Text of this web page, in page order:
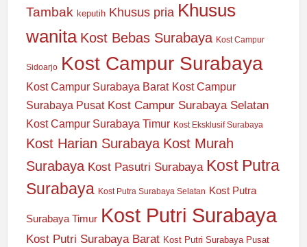
Tambak keputih Khusus pria Khusus
wanita Kost Bebas Surabaya Kost Campur
Sidoarjo Kost Campur Surabaya
Kost Campur Surabaya Barat Kost Campur
Surabaya Pusat Kost Campur Surabaya Selatan
Kost Campur Surabaya Timur Kost Eksklusif Surabaya
Kost Harian Surabaya Kost Murah
Surabaya Kost Pasutri Surabaya Kost Putra
Surabaya Kost Putra Surabaya Selatan Kost Putra
Surabaya Timur Kost Putri Surabaya
Kost Putri Surabaya Barat Kost Putri Surabaya Pusat